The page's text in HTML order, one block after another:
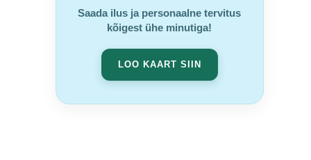
Saada ilus ja personaalne tervitus
kõigest ühe minutiga!
LOO KAART SIIN